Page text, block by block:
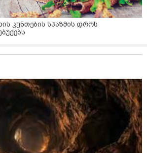
კუნთების სპაზმის დროს